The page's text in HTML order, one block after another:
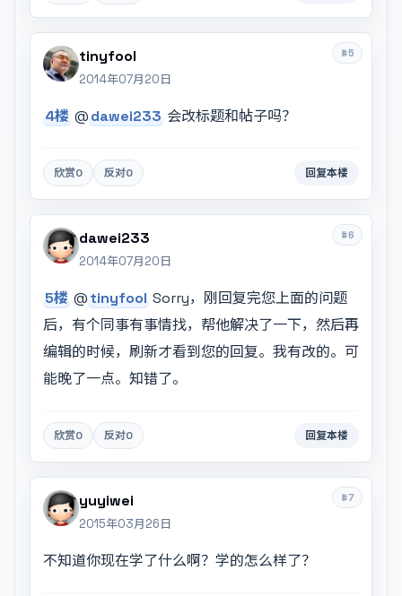
#5
tinyfool
2014年07月20日
4楼@dawei233 会改标题和帖子吗？
欣赏0 反对0 回复本楼
#6
dawei233
2014年07月20日
5楼@tinyfool Sorry，刚回复完您上面的问题
后，有个同事有事情找，帮他解决了一下，然后再
编辑的时候，刷新才看到您的回复。我有改的。可
能晚了一点。知错了。
欣赏0 反对0 回复本楼
#7
yuyiwei
2015年03月26日
不知道你现在学了什么啊？学的怎么样了？